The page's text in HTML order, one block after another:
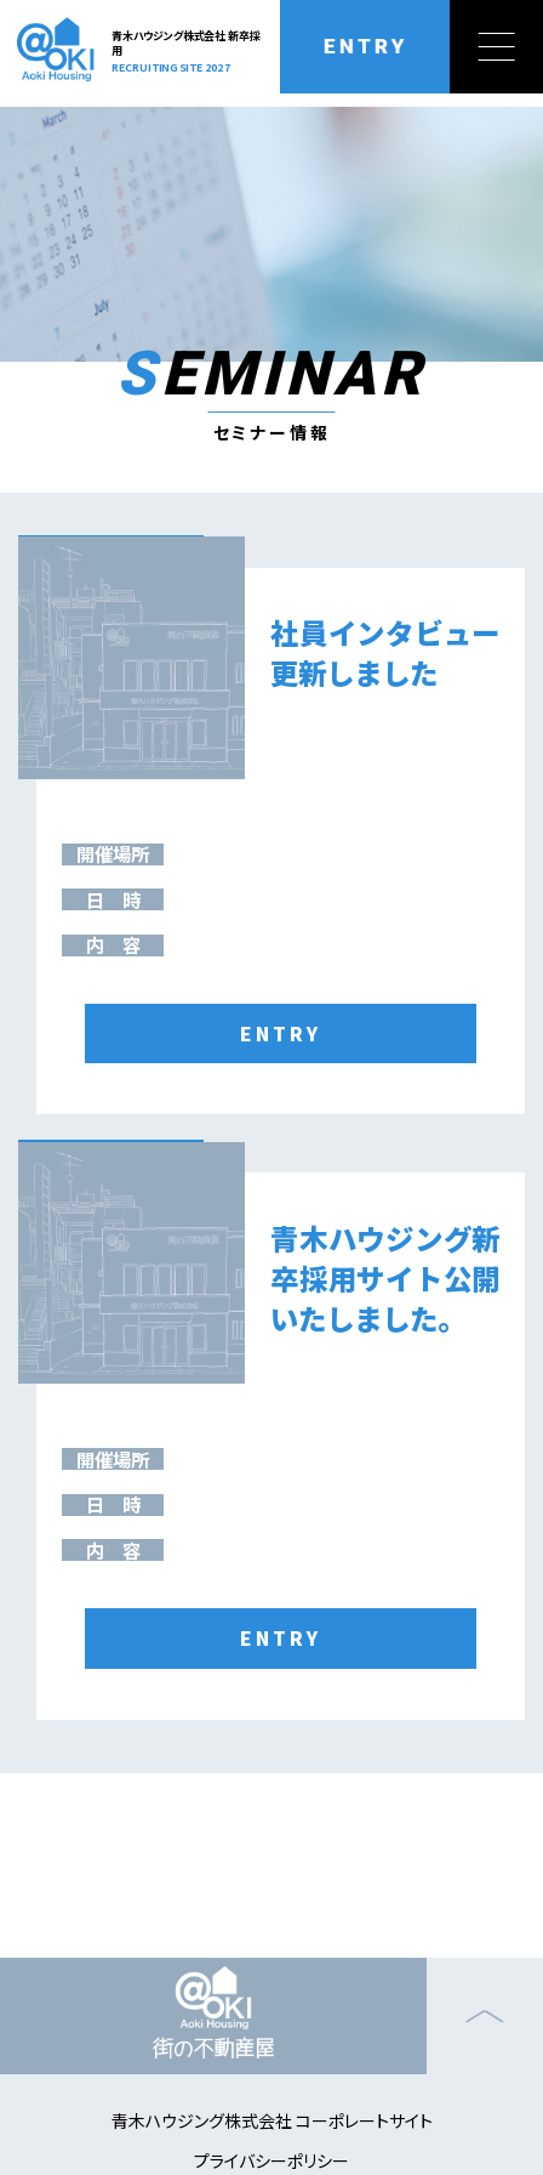
青木ハウジング株式会社 新卒採
用
RECRUITING SITE 2027
SEMINAR
セミナー情報
社員インタビュー
更新しました
開催場所
日 時
内 容
ENTRY
青木ハウジング新
卒採用サイト公開
いたしました。
開催場所
日 時
内 容
ENTRY
トップページ
TOP
トップメッセージ
MESSAGE
INTERVIEW
セミナー情報
内定者の声
福利厚生
BENEFIT
採用情報
よくある質問
青木ハウジング株式会社 コーポレートサイト
プライバシーポリシー